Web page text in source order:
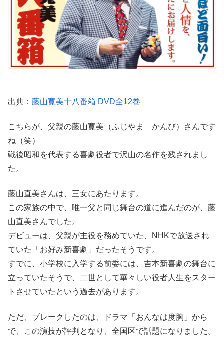
出典： 藤山寛美十八番箱 DVD全12巻
こちらが、父親の藤山寛美（ふじやま かんび）さんです
ね（笑）
戦後昭和を代表する喜劇役者で沢山の名作を残されまし
た。
藤山直美さんは、三女にあたります。
この家族の中で、唯一父と同じ舞台の道に進んだのが、藤
山直美さんでした。
デビューは、父親が主役を務めていた、NHKで放送され
ていた「お好み新喜劇」だったそうです。
すでに、小学校に入学する前委には、吉本新喜劇の舞台に
立っていたそうで、二世として華々しい役者人生をスター
トさせていたという過去があります。
ただ、ブレークしたのは、ドラマ「おんなは度胸」から
で、この演技が評判となり、全国区で話題になりました。